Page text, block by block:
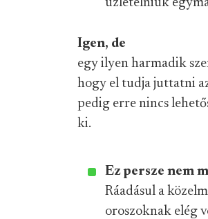
üzletelniük
Igen, de
egy ilyen harmadik
hogy el tudja juttatni
pedig erre nincs
ki.
Ez persze nem
Ráadásul a
oroszoknak elég